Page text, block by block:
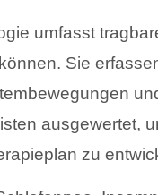
umfasst
Sie
ausgewertet,
zu